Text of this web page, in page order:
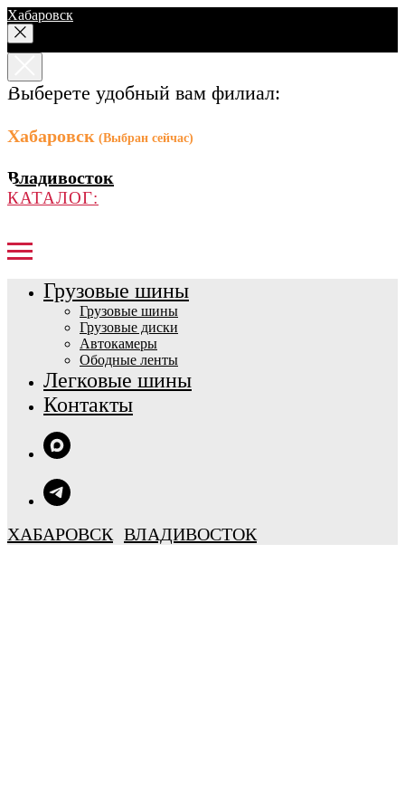
Хабаровск
Выберете удобный вам филиал:
Хабаровск (Выбран сейчас)
Владивосток
КАТАЛОГ:
Грузовые шины
Грузовые шины
Грузовые диски
Автокамеры
Ободные ленты
Легковые шины
Контакты
ХАБАРОВСК ВЛАДИВОСТОК